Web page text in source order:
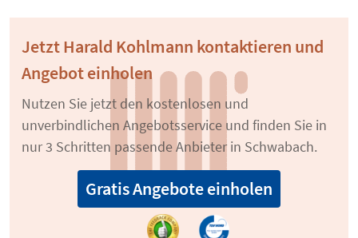
Jetzt Harald Kohlmann kontaktieren und
Angebot einholen
Nutzen Sie jetzt den kostenlosen und
unverbindlichen Angebotsservice und finden Sie in
nur 3 Schritten passende Anbieter in Schwabach.
Gratis Angebote einholen